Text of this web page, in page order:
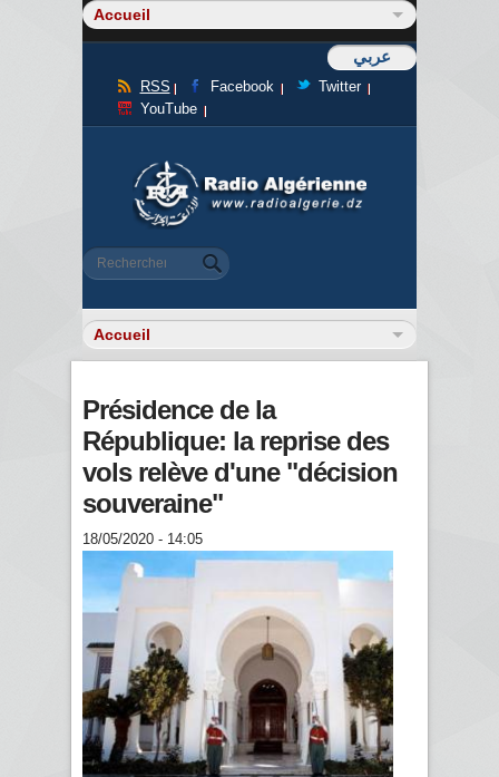
عربي
RSS Facebook
Twitter
YouTube
Formulaire de recherche
Rechercher
Présidence de la
République: la reprise des
vols relève d'une "décision
souveraine"
18/05/2020 - 14:05